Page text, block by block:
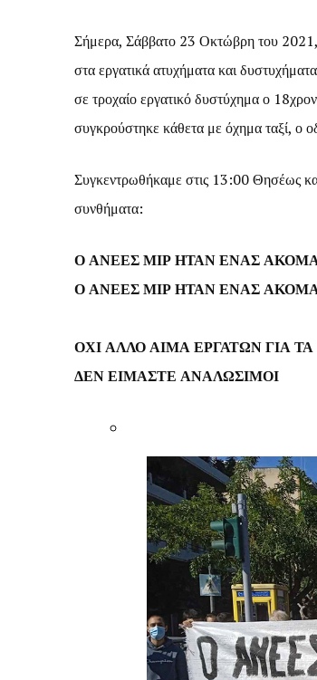
Σήμερα, Σάββατο 23 Οκτώβρη του 2021,
στα εργατικά ατυχήματα και
σε τροχαίο εργατικό δυστύχημα ο
συγκρούστηκε κάθετα με όχημα ταξί, ο
Συγκεντρωθήκαμε στις 13:00 Θησέως
συνθήματα:
Ο ΑΝΕΕΣ ΜΙΡ ΗΤΑΝ ΕΝΑΣ
Ο ΑΝΕΕΣ ΜΙΡ ΗΤΑΝ ΕΝΑΣ
ΟΧΙ ΑΛΛΟ ΑΙΜΑ ΕΡΓΑΤΩΝ ΓΙΑ
ΔΕΝ ΕΙΜΑΣΤΕ ΑΝΑΛΩΣΙΜΟΙ